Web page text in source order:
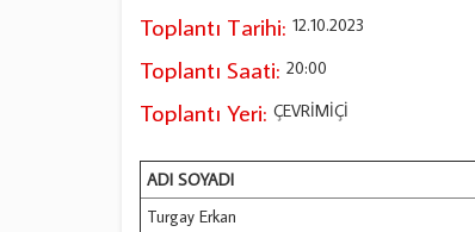
Toplantı Tarihi: 12.10.2023
Toplantı Saati: 20:00
Toplantı Yeri: ÇEVRİMİÇİ
ADI SOYADI
Turgay Erkan